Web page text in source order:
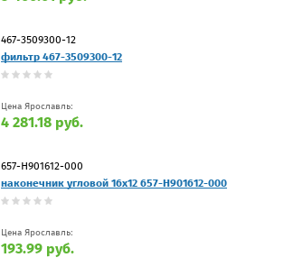
467-3509300-12
фильтр 467-3509300-12
Цена Ярославль:
4 281.18 руб.
657-H901612-000
наконечник угловой 16х12 657-H901612-000
Цена Ярославль:
193.99 руб.